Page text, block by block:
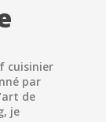
cuisinier
par
de
je